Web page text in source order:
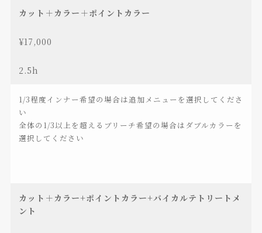
カット＋カラー＋ポイントカラー
¥17,000
2.5h
1/3程度インナー希望の場合は追加メニューを選択してくださ
い
全体の1/3以上を超えるブリーチ希望の場合はダブルカラーを
選択してください
カット＋カラー+ポイントカラー+バイカルテトリートメ
ント